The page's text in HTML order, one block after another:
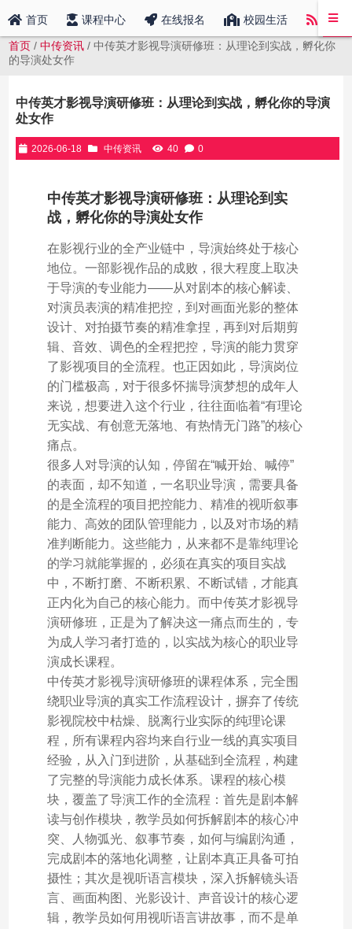
首页 课程中心 在线报名 校园生活 中传
首页 /中传资讯 / 中传英才影视导演研修班：从理论到实战，孵化你
的导演处女作
中传英才影视导演研修班：从理论到实战，孵化你的导演
处女作
2026-06-18 中传资讯 40 0
中传英才影视导演研修班：从理论到实
战，孵化你的导演处女作
在影视行业的全产业链中，导演始终处于核心
地位。一部影视作品的成败，很大程度上取决
于导演的专业能力——从对剧本的核心解读、
对演员表演的精准把控，到对画面光影的整体
设计、对拍摄节奏的精准拿捏，再到对后期剪
辑、音效、调色的全程把控，导演的能力贯穿
了影视项目的全流程。也正因如此，导演岗位
的门槛极高，对于很多怀揣导演梦想的成年人
来说，想要进入这个行业，往往面临着“有理论
无实战、有创意无落地、有热情无门路”的核心
痛点。
很多人对导演的认知，停留在“喊开始、喊停”
的表面，却不知道，一名职业导演，需要具备
的是全流程的项目把控能力、精准的视听叙事
能力、高效的团队管理能力，以及对市场的精
准判断能力。这些能力，从来都不是靠纯理论
的学习就能掌握的，必须在真实的项目实战
中，不断打磨、不断积累、不断试错，才能真
正内化为自己的核心能力。而中传英才影视导
演研修班，正是为了解决这一痛点而生的，专
为成人学习者打造的，以实战为核心的职业导
演成长课程。
中传英才影视导演研修班的课程体系，完全围
绕职业导演的真实工作流程设计，摒弃了传统
影视院校中枯燥、脱离行业实际的纯理论课
程，所有课程内容均来自行业一线的真实项目
经验，从入门到进阶，从基础到全流程，构建
了完整的导演能力成长体系。课程的核心模
块，覆盖了导演工作的全流程：首先是剧本解
读与创作模块，教学员如何拆解剧本的核心冲
突、人物弧光、叙事节奏，如何与编剧沟通，
完成剧本的落地化调整，让剧本真正具备可拍
摄性；其次是视听语言模块，深入拆解镜头语
言、画面构图、光影设计、声音设计的核心逻
辑，教学员如何用视听语言讲故事，而不是单